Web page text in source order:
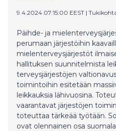
9.4.2024 07:15:00 EEST |
Päihde- ja
perumaan järjestöihin
mielenterveysjärjestöt
hallituksen suunnitelmista
terveysjärjestöjen
toimintoihin esitetään
leikkauksia lähivuosina.
vaarantavat järjestöjen
toteuttaa tärkeää työtään.
ovat olennainen osa